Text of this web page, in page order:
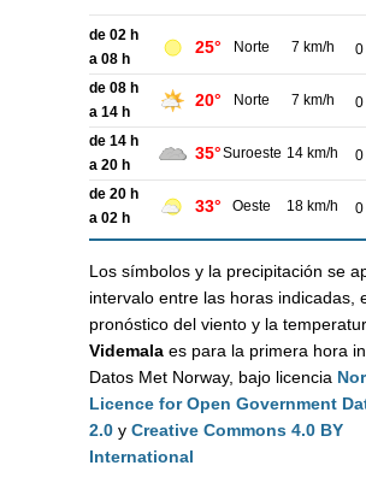
de 02 h
a 08 h
25° Norte 7 km/h 0
de 08 h
a 14 h
20° Norte 7 km/h 0
de 14 h
a 20 h
35°Suroeste 14 km/h 0
de 20 h
a 02 h
33° Oeste 18 km/h 0
Los símbolos y la precipitación se
intervalo entre las horas indicadas,
pronóstico del viento y la
Videmala es para la primera hora
Datos Met Norway, bajo licencia
Licence for Open Government
2.0 y Creative Commons 4.0 BY
International